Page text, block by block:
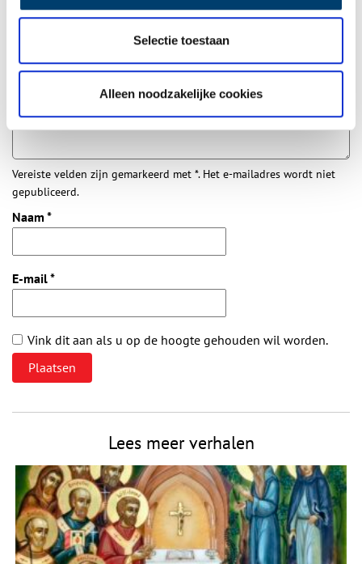
Selectie toestaan
Alleen noodzakelijke cookies
Aanvullingen
Vul deze informatie aan of geef een reactie.
Vereiste velden zijn gemarkeerd met *. Het e-mailadres wordt niet
gepubliceerd.
Naam *
E-mail*
Vink dit aan als u op de hoogte gehouden wil worden.
Lees meer verhalen